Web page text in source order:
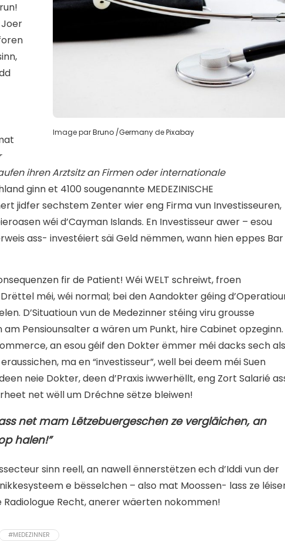
Image parBruno /Germany dePixabay
Joer
ihren Arztsitz an Firmen oder internationale
ginn et 4100 sougenannte MEDEZINISCHE
jidfer sechstem Zenter wier eng Firma vun Investisseuren,
wéi d’Cayman Islands. En Investisseur awer – esou
ass- investéiert säi Geld nëmmen, wann hien eppes Bar
fir de Patient! Wéi WELT schreiwt, froen
méi, wéi normal; bei den Aandokter géing
D’Situatioun vun de Medezinner stéing viru grousse
Pensiounsalter a wären um Punkt, hire Cabinet opzeginn.
an esou géif den Dokter ëmmer méi dacks sech als
ma en “investisseur”, well bei deem méi Suen
neie Dokter, deen d’Praxis iwwerhëllt, eng Zort Salarié
net wëll um Dréchne sëtze bleiwen!
net mam Lëtzebuergeschen ze vergläichen, an
halen!”
sinn reell, an nawell ënnerstëtzen ech d’Iddi vun der
e bësselchen – also mat Moossen- lass ze
Recht, anerer wäerten nokommen!
#MEDEZINNER